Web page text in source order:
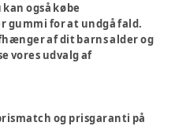
også købe
gummi for at undgå fald.
af dit barns alder og
vores udvalg af
og prisgaranti på